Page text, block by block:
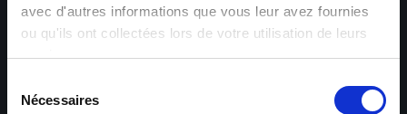
avec d'autres informations que vous leur avez fournies
ou qu'ils ont collectées lors de votre utilisation de leurs
services.
Nécessaires
Nos agences Aide & Contact